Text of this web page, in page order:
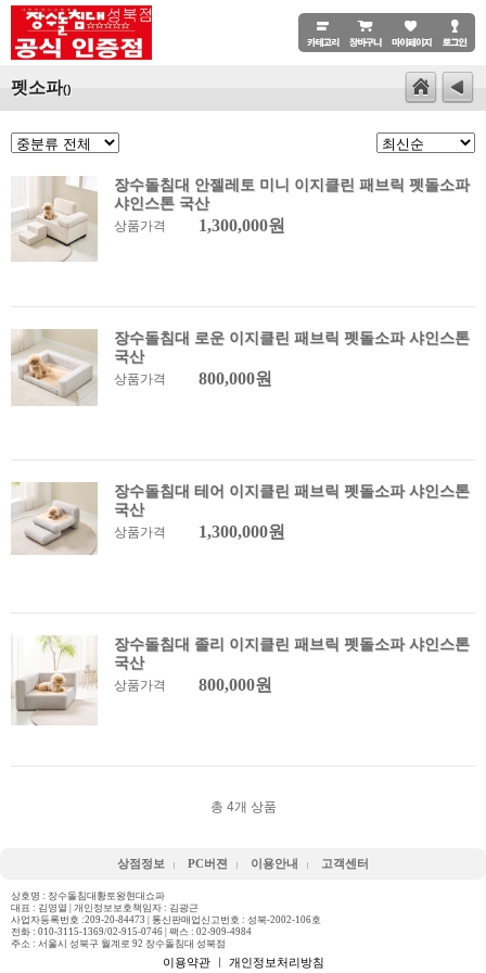
펫소파()
장수돌침대 안젤레토 미니 이지클린 패브릭 펫돌소파
샤인스톤 국산
상품가격 1,300,000원
장수돌침대 로운 이지클린 패브릭 펫돌소파 샤인스톤
국산
상품가격 800,000원
장수돌침대 테어 이지클린 패브릭 펫돌소파 샤인스톤
국산
상품가격 1,300,000원
장수돌침대 졸리 이지클린 패브릭 펫돌소파 샤인스톤
국산
상품가격 800,000원
총 4개 상품
상점정보 PC버젼 이용안내 고객센터
상호명 : 장수돌침대황토왕현대쇼파
대표 : 김영열 | 개인정보보호책임자 : 김광근
사업자등록번호 :209-20-84473 | 통신판매업신고번호 : 성북-2002-106호
전화 : 010-3115-1369/02-915-0746 | 팩스 : 02-909-4984
주소 : 서울시 성북구 월계로 92 장수돌침대 성북점
이용약관ㅣ 개인정보처리방침